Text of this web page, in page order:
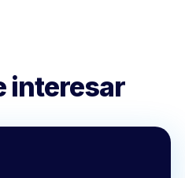
interesar